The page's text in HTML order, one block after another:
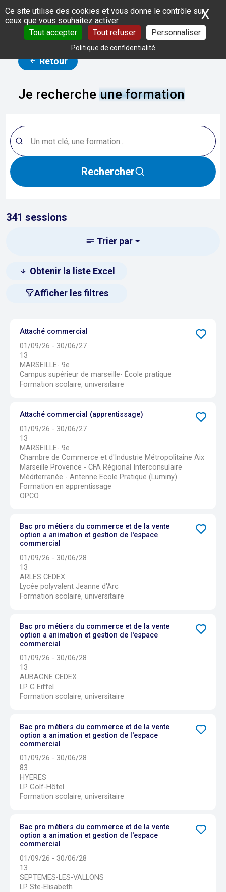
Panneau de gestion des cookies
Ce site utilise des cookies et vous donne le contrôle sur
ceux que vous souhaitez activer
Tout accepter
Tout refuser Personnaliser
Politique de confidentialité
X
Retour
Je recherche une formation
Rechercher
Afficher les filtres
341 sessions
Trier par
Obtenir la liste Excel
Attaché commercial
01/09/26 - 30/06/27
13
MARSEILLE- 9e
Campus supérieur de marseille- École pratique
Formation scolaire, universitaire
Attaché commercial (apprentissage)
01/09/26 - 30/06/27
13
MARSEILLE- 9e
Chambre de Commerce et d'Industrie Métropolitaine Aix
Marseille Provence - CFA Régional Interconsulaire
Méditerranée - Antenne Ecole Pratique (Luminy)
Formation en apprentissage
OPCO
Bac pro métiers du commerce et de la vente
option a animation et gestion de l'espace
commercial
01/09/26 - 30/06/28
13
ARLES CEDEX
Lycée polyvalent Jeanne d'Arc
Formation scolaire, universitaire
Bac pro métiers du commerce et de la vente
option a animation et gestion de l'espace
commercial
01/09/26 - 30/06/28
13
AUBAGNE CEDEX
LP G Eiffel
Formation scolaire, universitaire
Bac pro métiers du commerce et de la vente
option a animation et gestion de l'espace
commercial
01/09/26 - 30/06/28
83
HYERES
LP Golf-Hôtel
Formation scolaire, universitaire
Bac pro métiers du commerce et de la vente
option a animation et gestion de l'espace
commercial
01/09/26 - 30/06/28
13
SEPTEMES-LES-VALLONS
LP Ste-Elisabeth